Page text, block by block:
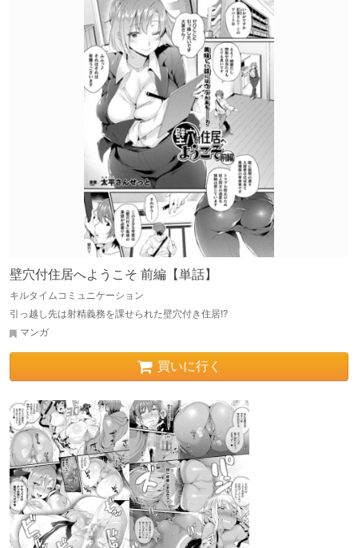
壁穴付住居へようこそ 前編【単話】
キルタイムコミュニケーション
引っ越し先は射精義務を課せられた壁穴付き住居!?
マンガ
買いに行く